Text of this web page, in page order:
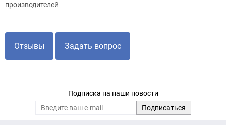
производителей
Отзывы Задать вопрос
Подписка на наши новости